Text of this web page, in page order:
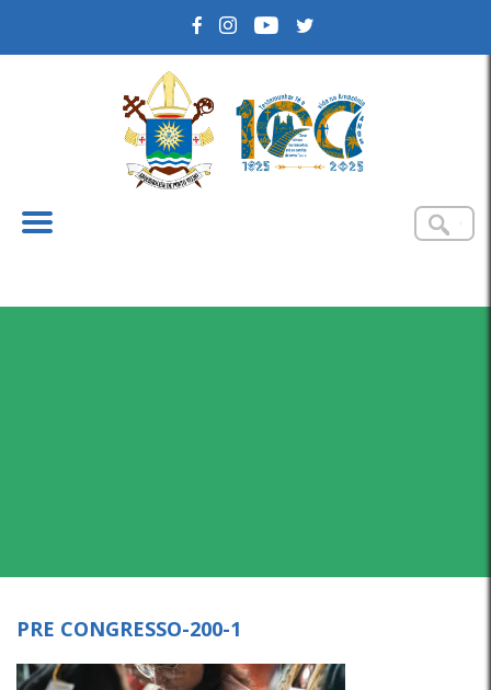
PRE CONGRESSO-200-1